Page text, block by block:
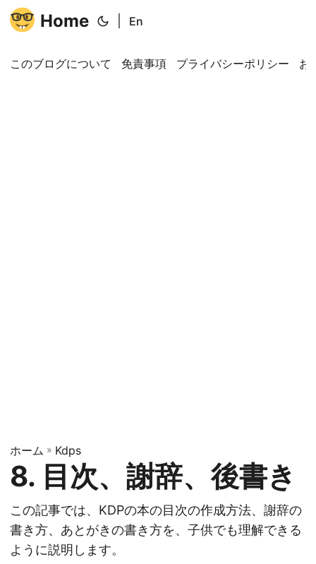
Home En
このブログについて 免責事項 プライバシーポリシー お
ホーム » Kdps
8. 目次、謝辞、後書き
この記事では、KDPの本の目次の作成方法、謝辞の
書き方、あとがきの書き方を、子供でも理解できる
ように説明します。